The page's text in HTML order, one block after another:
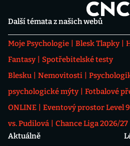
Další témata z našich webů
Moje Psychologie Blesk Tlapky
Fantasy
Spotřebitelské testy
Blesku
Nemovitosti
psychologické mýty
Fotbalové
ONLINE
Eventový prostor Level 9
vs. Pudilová
Chance Liga 2026/27
Aktuálně